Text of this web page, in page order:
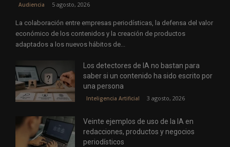
Audiencia 5 agosto, 2026
La colaboración entre empresas periodísticas, la defensa del valor
económico de los contenidos y la creación de productos
adaptados a los nuevos hábitos de...
Los detectores de IA no bastan para
saber si un contenido ha sido escrito por
una persona
Inteligencia Artificial 3 agosto, 2026
Veinte ejemplos de uso de la IA en
redacciones, productos y negocios
periodísticos